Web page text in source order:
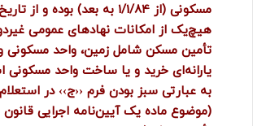
هیچ‌یک از امکانات نهادهای عمومی
تأمین مسکن شامل زمین، واحد مسکونی
یارانه‌ای خرید و یا ساخت واحد مسکونی
به عبارتی سبز بودن فرم ‹‹ج›› در
(موضوع ماده یک آیین‌نامه اجرایی